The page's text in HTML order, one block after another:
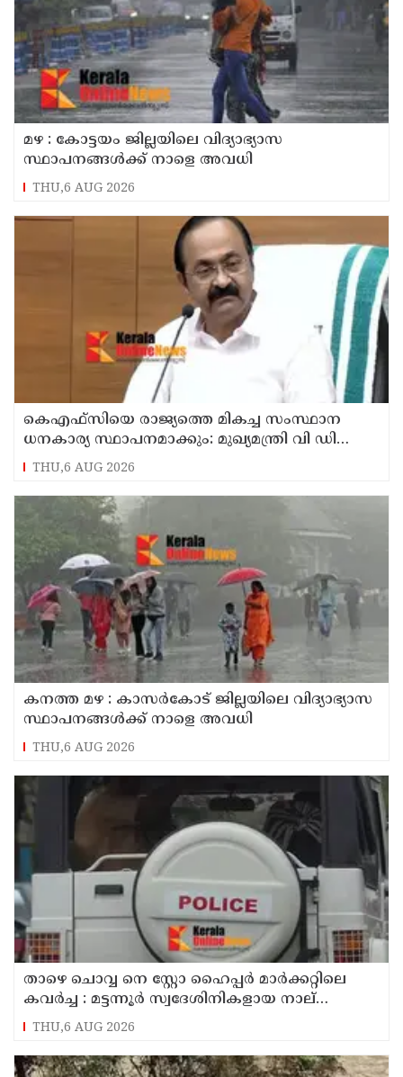
മഴ : കോട്ടയം ജില്ലയിലെ വിദ്യാഭ്യാസ
സ്ഥാപനങ്ങൾക്ക് നാളെ അവധി
THU,6 AUG 2026
കെഎഫ്‌സിയെ രാജ്യത്തെ മികച്ച സംസ്ഥാന
ധനകാര്യ സ്ഥാപനമാക്കും: മുഖ്യമന്ത്രി വി ഡി
സതീശൻ
THU,6 AUG 2026
കനത്ത മഴ : കാസർകോട് ജില്ലയിലെ വിദ്യാഭ്യാസ
സ്ഥാപനങ്ങൾക്ക് നാളെ അവധി
THU,6 AUG 2026
താഴെ ചൊവ്വ നെ സ്റ്റോ ഹൈപ്പർ മാർക്കറ്റിലെ
കവർച്ച : മട്ടന്നൂർ സ്വദേശിനികളായ നാല്
പ്രതികൾ പിടിയിൽ
THU,6 AUG 2026